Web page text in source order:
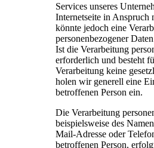
Services unseres
Internetseite in Anspruch
könnte jedoch eine
personenbezogener
Ist die Verarbeitung
erforderlich und besteht
Verarbeitung keine
holen wir generell eine
betroffenen Person ein.
Die Verarbeitung
beispielsweise des
Mail-Adresse oder
betroffenen Person,